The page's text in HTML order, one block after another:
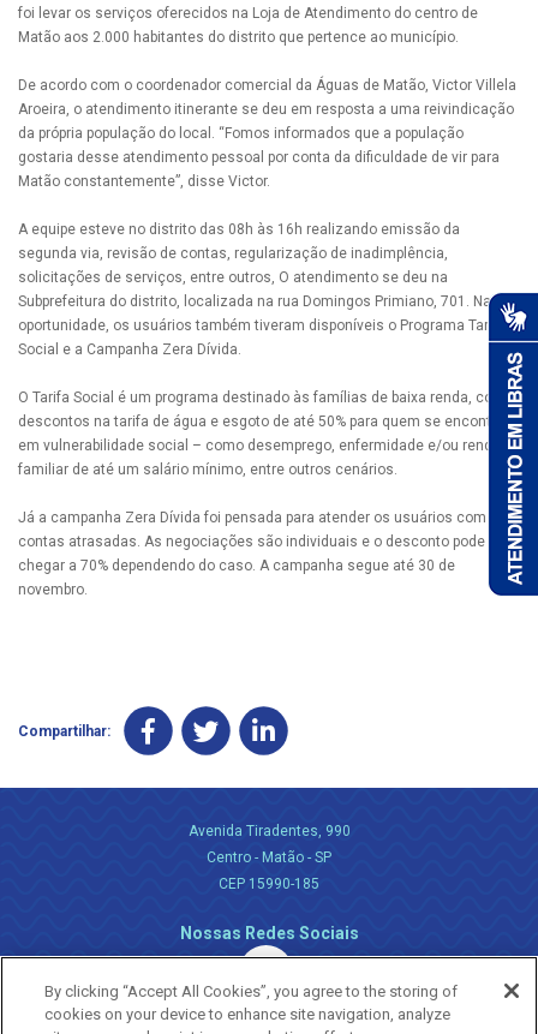
foi levar os serviços oferecidos na Loja de Atendimento do centro de
Matão aos 2.000 habitantes do distrito que pertence ao município.
De acordo com o coordenador comercial da Águas de Matão, Victor Villela
Aroeira, o atendimento itinerante se deu em resposta a uma reivindicação
da própria população do local. “Fomos informados que a população
gostaria desse atendimento pessoal por conta da dificuldade de vir para
Matão constantemente”, disse Victor.
A equipe esteve no distrito das 08h às 16h realizando emissão da
segunda via, revisão de contas, regularização de inadimplência,
solicitações de serviços, entre outros, O atendimento se deu na
Subprefeitura do distrito, localizada na rua Domingos Primiano, 701. Na
oportunidade, os usuários também tiveram disponíveis o Programa Tarifa
Social e a Campanha Zera Dívida.
O Tarifa Social é um programa destinado às famílias de baixa renda, com
descontos na tarifa de água e esgoto de até 50% para quem se encontra
em vulnerabilidade social – como desemprego, enfermidade e/ou renda
familiar de até um salário mínimo, entre outros cenários.
Já a campanha Zera Dívida foi pensada para atender os usuários com
contas atrasadas. As negociações são individuais e o desconto pode
chegar a 70% dependendo do caso. A campanha segue até 30 de
novembro.
Compartilhar:
Avenida Tiradentes, 990
Centro - Matão - SP
CEP 15990-185
Nossas Redes Sociais
By clicking “Accept All Cookies”, you agree to the storing of
cookies on your device to enhance site navigation, analyze